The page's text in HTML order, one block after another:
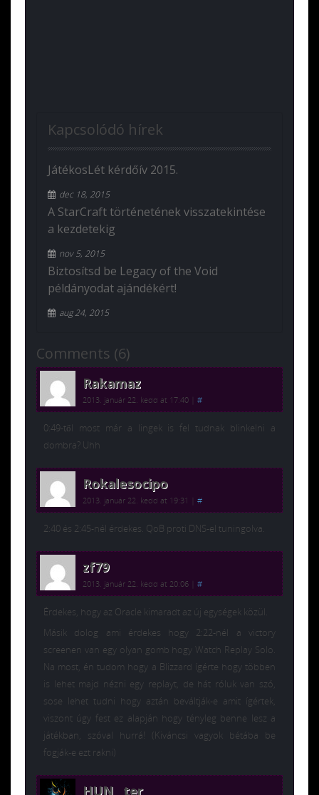
Kapcsolódó hírek
JátékosLét kérdőív 2015.
dec 18, 2015
A StarCraft történetének visszatekintése
a kezdetekig
nov 5, 2015
Biztosítsd be Legacy of the Void
példányodat ajándékért!
aug 24, 2015
Comments (6)
Rakamaz
2013. január 22. kedd at 17:40 #
0:49-től most már a lingek is fel tudnak blinkelni a
dombra? Uhh
Rokalesocipo
2013. január 22. kedd at 19:31 #
2:40 és 2:45-nél érdekes. QoB proti DNS-el tuningolva.
zf79
2013. január 22. kedd at 20:06 #
Érdekes, hogy az Oracle kimaradt az új egységek közül.
Másik dolog ami érdekes hogy 2:22-nél a victory
screenen van egy olyan gomb hogy Watch Replay Solo.
Na most, én tudom hogy a Blizzard ígérte hogy többen
is lehet majd nézni egy replayt, de hát róluk van szó,
sose lehet tudni hogy aztán beváltják-e amit ígértek,
viszont úgy fest ez alapján hogy tényleg benne lesz a
játékban, szóval hurrá! (Kiváncsi vagyok bétába be
fogják-e ezt rakni)
HUN__ter